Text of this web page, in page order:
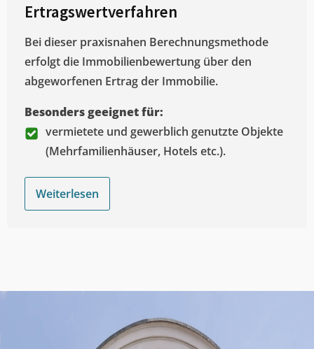
Ertragswertverfahren
Bei dieser praxisnahen Berechnungsmethode
erfolgt die Immobilienbewertung über den
abgeworfenen Ertrag der Immobilie.
Besonders geeignet für:
vermietete und gewerblich genutzte Objekte
(Mehrfamilienhäuser, Hotels etc.).
Weiterlesen